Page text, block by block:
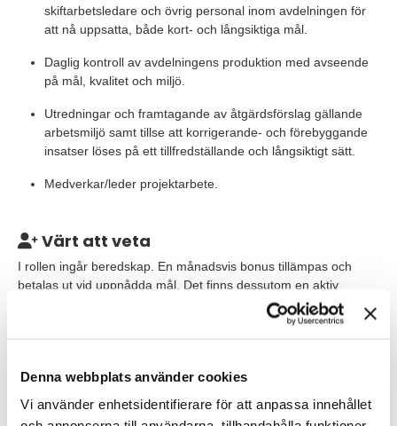
Denna webbplats använder cookies
Vi använder enhetsidentifierare för att anpassa innehållet
skiftarbetsledare och övrig personal inom avdelningen för
att nå uppsatta, både kort- och långsiktiga mål.
Daglig kontroll av avdelningens produktion med avseende
på mål, kvalitet och miljö.
Utredningar och framtagande av åtgärdsförslag gällande
arbetsmiljö samt tillse att korrigerande- och förebyggande
insatser löses på ett tillfredställande och långsiktigt sätt.
Medverkar/leder projektarbete.
Värt att veta
I rollen ingår beredskap. En månadsvis bonus tillämpas och
betalas ut vid uppnådda mål. Det finns dessutom en aktiv
personalklubb som bland annat ta initiativ till veteranforum,
gemenskap och vilja att hjälpas åt för att nå uppsatta mål. En